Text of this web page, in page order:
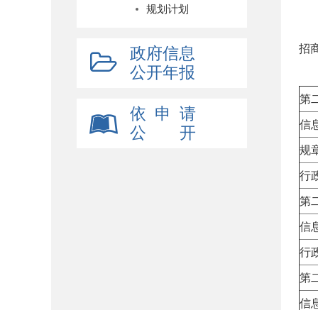
规划计划
政府信息
公开年报
依 申 请
公 开
招
第
信
规
行
第
信
行
第
信